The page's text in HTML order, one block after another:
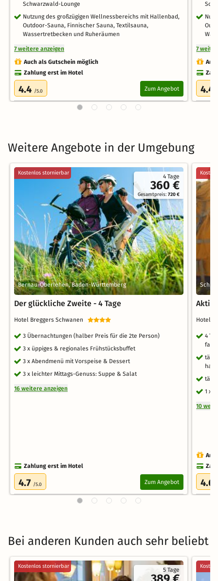
Schwarzwald-Lounge
Nutzung des großzügigen Wellnessbereichs mit Hallenbad,
Outdoor-Sauna, Finnischer Sauna, Textilsauna,
Wassertretbecken und Ruheräumen
7 weitere anzeigen
Auch als Gutschein möglich
Zahlung erst im Hotel
4.4 /5.0 Zum Angebot
7
4.4
Weitere Angebote in der Umgebung
4 Tage
360 €
Gesamtpreis:720 €
Kostenlos stornierbar
Bernau-Oberlehen, Baden-Württemberg
Der glückliche Zweite - 4 Tage
Hotel Breggers Schwanen
3 Übernachtungen (halber Preis für die 2te Person)
3 x üppiges & regionales Frühstücksbuffet
3 x Abendmenü mit Vorspeise & Dessert
3 x leichter Mittags-Genuss: Suppe & Salat
16 weitere anzeigen
Zahlung erst im Hotel
4.7 /5.0 Zum Angebot
Hotel
4
1 x
10
4.6
Bei anderen Kunden auch sehr beliebt
5 Tage
Kostenlos stornierbar